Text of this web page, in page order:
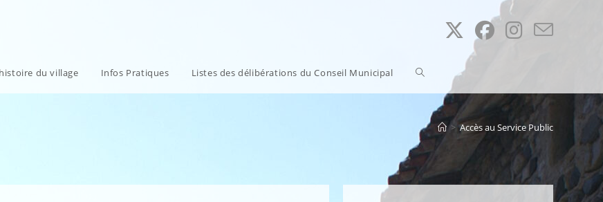
du village Infos Pratiques Listes des délibérations du Conseil Municipal Toggle
website
search
> Accès au Service Public